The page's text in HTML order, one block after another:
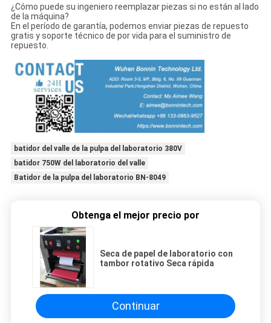
¿Cómo puede su ingeniero reemplazar piezas si no están al lado
de la máquina?
En el período de garantía, podemos enviar piezas de repuesto
gratis y soporte técnico de por vida para el suministro de
repuesto.
batidor del valle de la pulpa del laboratorio 380V
batidor 750W del laboratorio del valle
Batidor de la pulpa del laboratorio BN-8049
Obtenga el mejor precio por
Seca de papel de laboratorio con
tambor rotativo Seca rápida
Continuar